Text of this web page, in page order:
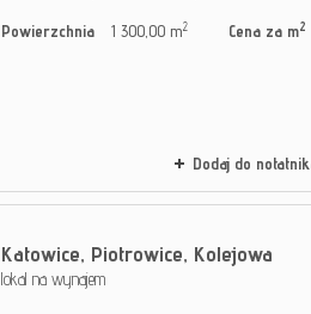
Powierzchnia 1 300,00 m2 Cena za m2
Dodaj do
Katowice, Piotrowice, Kolejowa
lokal na wynajem